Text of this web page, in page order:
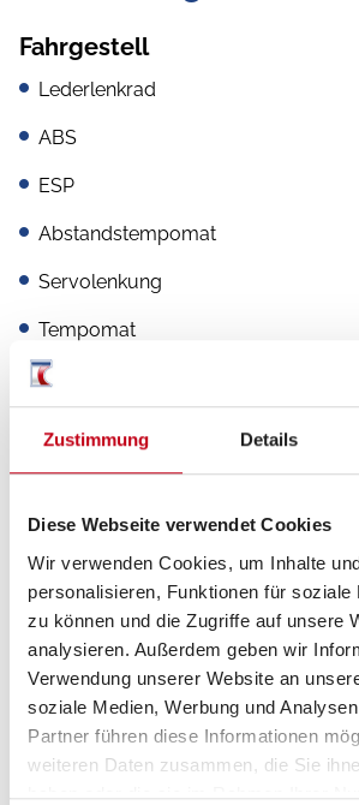
Zustimmung Details
Diese Webseite verwendet Cookies
Wir verwenden Cookies, um Inhalte
personalisieren, Funktionen für soziale
zu können und die Zugriffe auf unsere
analysieren. Außerdem geben wir
Verwendung unserer Website an
soziale Medien, Werbung und
Partner führen diese Informationen
weiteren Daten zusammen, die Sie
haben oder die sie im Rahmen Ihrer
Fahrgestell
Lederlenkrad
ABS
ESP
Abstandstempomat
Servolenkung
Tempomat
Aufbau
Multimedia
Rückfahrkamera
TV